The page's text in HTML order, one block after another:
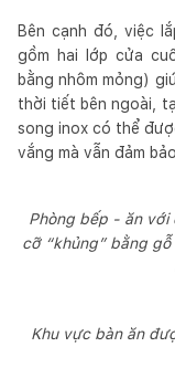
Bên cạnh đó, việc
gồm hai lớp cửa
bằng nhôm mỏng)
thời tiết bên ngoài,
song inox có thể
vắng mà vẫn đảm
Phòng bếp - ăn với
cỡ “khủng” bằng
Khu vực bàn ăn